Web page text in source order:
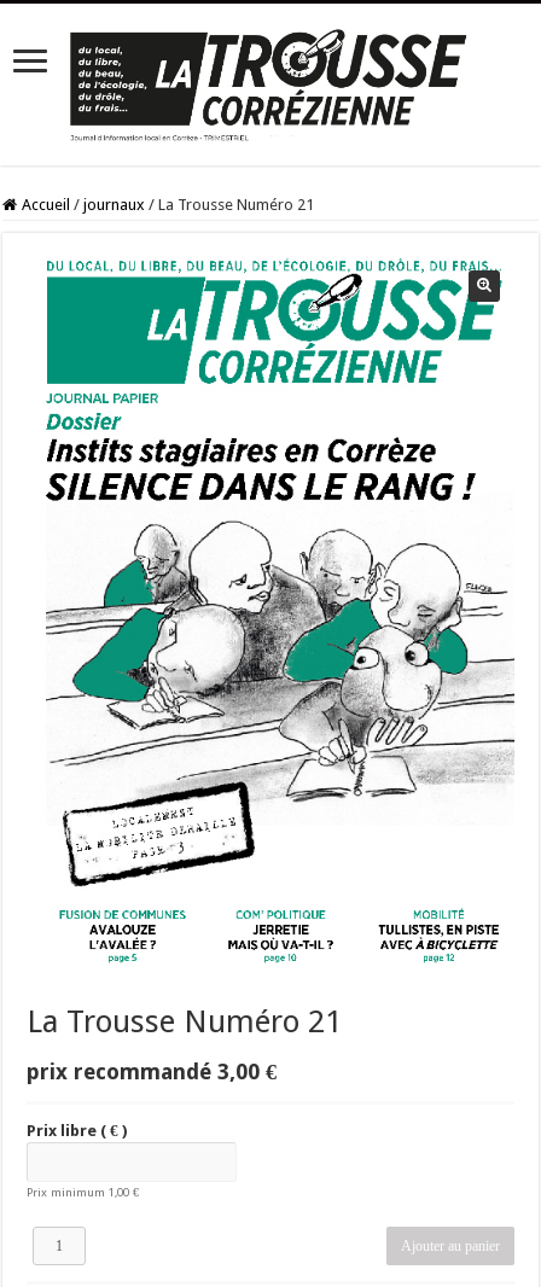
Accueil / journaux / La Trousse Numéro 21
La Trousse Numéro 21
prix recommandé3,00€
Prix libre ( € )
Prix minimum1,00€
quantité
Ajouter au panier